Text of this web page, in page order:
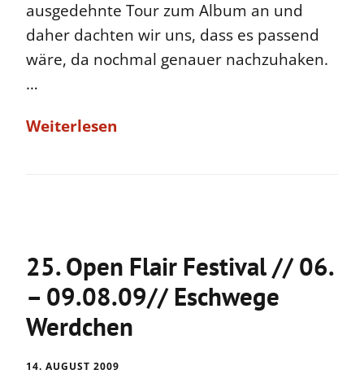
ausgedehnte Tour zum Album an und
daher dachten wir uns, dass es passend
wäre, da nochmal genauer nachzuhaken.
…
Weiterlesen
25. Open Flair Festival // 06.
– 09.08.09// Eschwege
Werdchen
14. AUGUST 2009